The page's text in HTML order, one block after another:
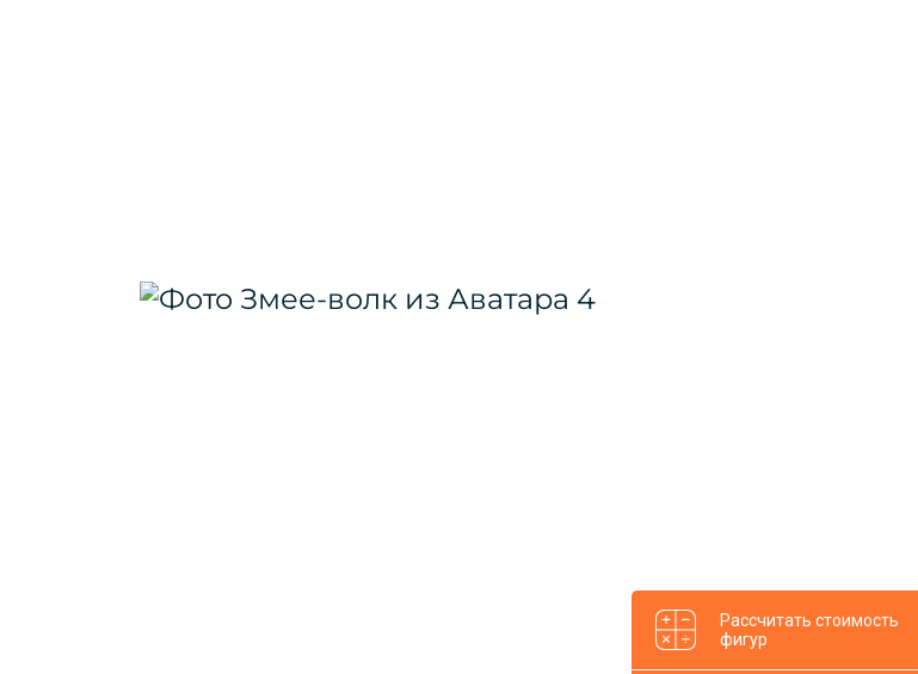
Рассчитать стоимость
фигур